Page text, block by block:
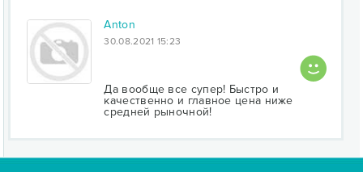
Anton
30.08.2021 15:23
Да вообще все супер! Быстро и
качественно и главное цена ниже
средней рыночной!